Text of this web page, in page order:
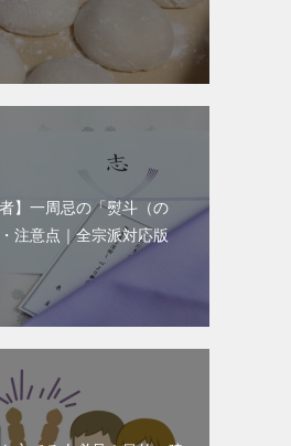
】一周忌の「熨斗（の
注意点｜全宗派対応版